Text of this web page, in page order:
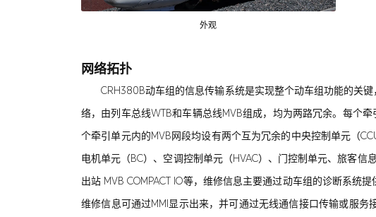
外观
网络拓扑
CRH380B动车组的信息传输系统是实现整个动车组功能的关
络，由列车总线WTB和车辆总线MVB组成，均为两路冗余。每个
个牵引单元内的MVB网段均设有两个互为冗余的中央控制单元（
电机单元（BC）、空调控制单元（HVAC）、门控制单元、旅客信
出站 MVB COMPACT IO等，维修信息主要通过动车组的诊断系统
维修信息可通过MMI显示出来，并可通过无线通信接口传输或服